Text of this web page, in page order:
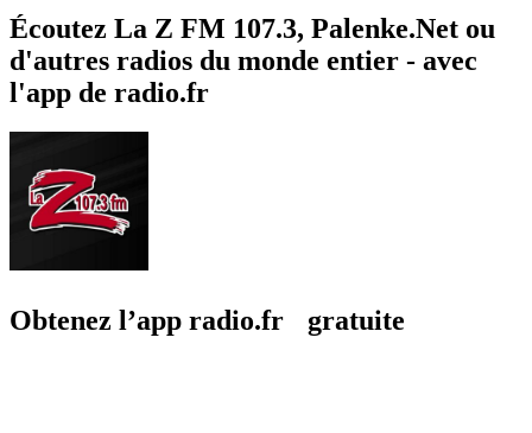
Écoutez La Z FM 107.3, Palenke.Net ou
d'autres radios du monde entier - avec
l'app de radio.fr
Obtenez l’app radio.fr gratuite